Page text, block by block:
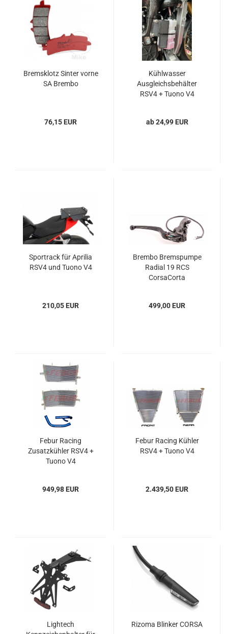
Bremsklotz Sinter vorne
SA Brembo
76,15 EUR
Kühlwasser
Ausgleichsbehälter
RSV4 + Tuono V4
ab 24,99 EUR
Sportrack für Aprilia
RSV4 und Tuono V4
210,05 EUR
Brembo Bremspumpe
Radial 19 RCS
CorsaCorta
499,00 EUR
Febur Racing
Zusatzkühler RSV4 +
Tuono V4
949,98 EUR
Febur Racing Kühler
RSV4 + Tuono V4
2.439,50 EUR
Lightech
Rizoma Blinker CORSA